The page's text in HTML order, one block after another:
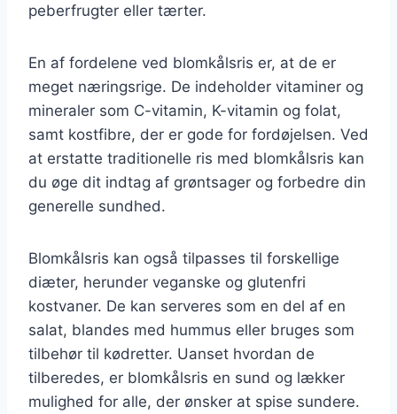
peberfrugter eller tærter.
En af fordelene ved blomkålsris er, at de er
meget næringsrige. De indeholder vitaminer og
mineraler som C-vitamin, K-vitamin og folat,
samt kostfibre, der er gode for fordøjelsen. Ved
at erstatte traditionelle ris med blomkålsris kan
du øge dit indtag af grøntsager og forbedre din
generelle sundhed.
Blomkålsris kan også tilpasses til forskellige
diæter, herunder veganske og glutenfri
kostvaner. De kan serveres som en del af en
salat, blandes med hummus eller bruges som
tilbehør til kødretter. Uanset hvordan de
tilberedes, er blomkålsris en sund og lækker
mulighed for alle, der ønsker at spise sundere.